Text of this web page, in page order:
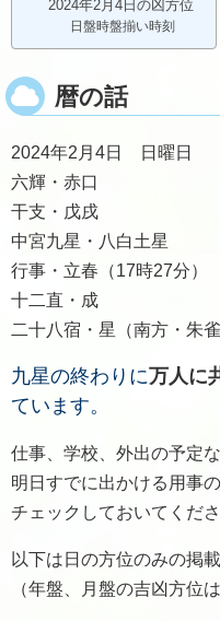
2024年2月4日の凶方位
日盤時盤揃い時刻
暦の話
2024年2月4日 日曜日
六輝・赤口
干支・戊戌
中宮九星・八白土星
行事・立春（17時27分）
十二直・成
二十八宿・星（南方・朱
九星の終わりに万人に
ています。
仕事、学校、外出の予定
明日すでに出かける用事
チェックしておいてくださ
以下は日の方位のみの掲
（年盤、月盤の吉凶方位